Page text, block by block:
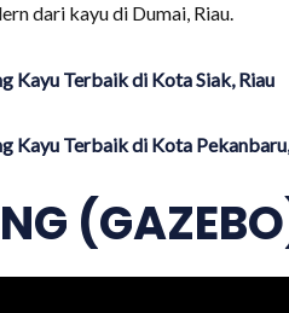
dari kayu di Dumai, Riau.
Kayu Terbaik di Kota Siak, Riau
Kayu Terbaik di Kota